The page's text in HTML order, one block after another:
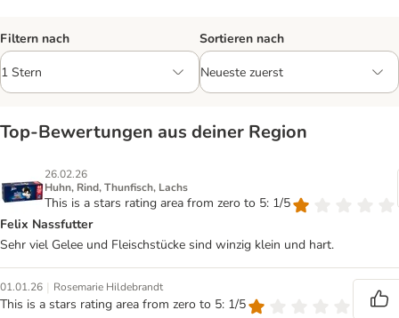
Filtern nach Sortieren nach
Top‑Bewertungen aus deiner Region
26.02.26
Huhn, Rind, Thunfisch, Lachs
This is a stars rating area from zero to 5: 1/5
Felix Nassfutter
Sehr viel Gelee und Fleischstücke sind winzig klein und hart.
01.01.26 | Rosemarie Hildebrandt
This is a stars rating area from zero to 5: 1/5